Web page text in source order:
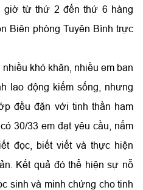
từ thứ 2 đến thứ 6 hàng
Biên phòng Tuyên Bình trực
khó khăn, nhiều em ban
lao động kiếm sống, nhưng
đều đặn với tinh thần ham
30/33 em đạt yêu cầu, nắm
đọc, biết viết và thực hiện
Kết quả đó thể hiện sự nỗ
sinh và minh chứng cho tinh